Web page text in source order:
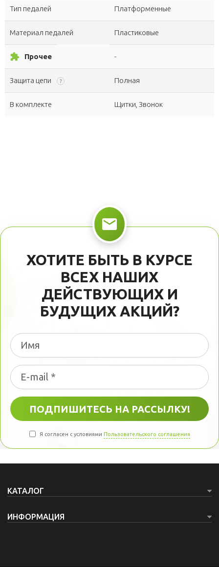
Тип педалей Платформенные
Материал педалей Пластиковые
extension Прочее -
Защита цепи ? Полная
В комплекте Щитки, Звонок
ХОТИТЕ БЫТЬ В КУРСЕ
ВСЕХ НАШИХ
ДЕЙСТВУЮЩИХ И
БУДУЩИХ АКЦИЙ?
Я согласен с условиями Пользовательского соглашения
КАТАЛОГ
ИНФОРМАЦИЯ